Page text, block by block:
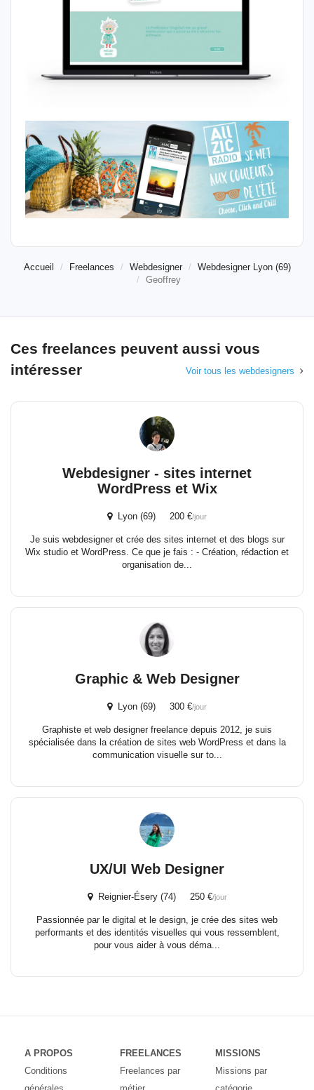
Accueil Freelances Webdesigner
Webdesigner Lyon (69)
Geoffrey
Ces freelances peuvent aussi vous
intéresser
Voir tous les webdesigners
Webdesigner - sites internet
WordPress et Wix
Lyon (69) 200 €/jour
Je suis webdesigner et crée des sites internet et des blogs sur
Wix studio et WordPress. Ce que je fais : - Création, rédaction et
organisation de...
Graphic & Web Designer
Lyon (69) 300 €/jour
Graphiste et web designer freelance depuis 2012, je suis
spécialisée dans la création de sites web WordPress et dans la
communication visuelle sur to...
UX/UI Web Designer
Reignier-Ésery (74) 250 €/jour
Passionnée par le digital et le design, je crée des sites web
performants et des identités visuelles qui vous ressemblent,
pour vous aider à vous déma...
A PROPOS
Conditions
FREELANCES
Freelances par
MISSIONS
Missions par